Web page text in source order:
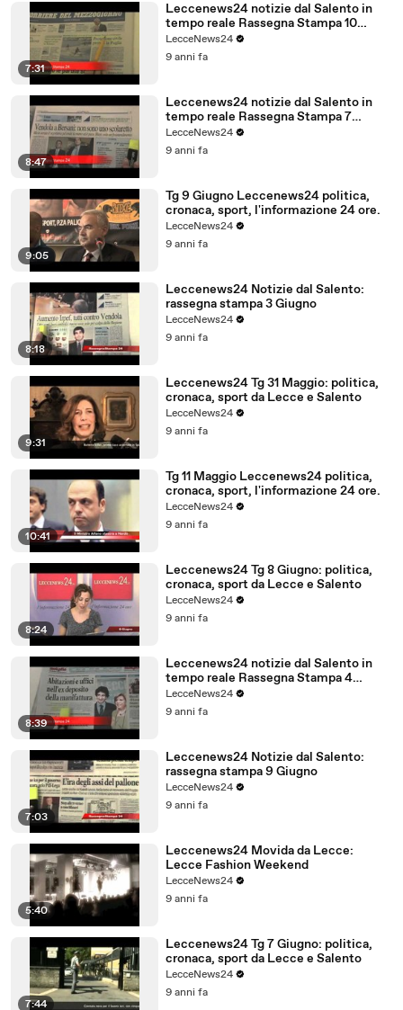
7:31
Leccenews24 notizie dal Salento in
tempo reale Rassegna Stampa 10
Giugno
LecceNews24
9 anni fa
8:47
Leccenews24 notizie dal Salento in
tempo reale Rassegna Stampa 7
Giugno
LecceNews24
9 anni fa
9:05
Tg 9 Giugno Leccenews24 politica,
cronaca, sport, l'informazione 24 ore.
LecceNews24
9 anni fa
8:18
Leccenews24 Notizie dal Salento:
rassegna stampa 3 Giugno
LecceNews24
9 anni fa
9:31
Leccenews24 Tg 31 Maggio: politica,
cronaca, sport da Lecce e Salento
LecceNews24
9 anni fa
10:41
Tg 11 Maggio Leccenews24 politica,
cronaca, sport, l'informazione 24 ore.
LecceNews24
9 anni fa
8:24
Leccenews24 Tg 8 Giugno: politica,
cronaca, sport da Lecce e Salento
LecceNews24
9 anni fa
8:39
Leccenews24 notizie dal Salento in
tempo reale Rassegna Stampa 4
Giugno
LecceNews24
9 anni fa
7:03
Leccenews24 Notizie dal Salento:
rassegna stampa 9 Giugno
LecceNews24
9 anni fa
5:40
Leccenews24 Movida da Lecce:
Lecce Fashion Weekend
LecceNews24
9 anni fa
7:44
Leccenews24 Tg 7 Giugno: politica,
cronaca, sport da Lecce e Salento
LecceNews24
9 anni fa